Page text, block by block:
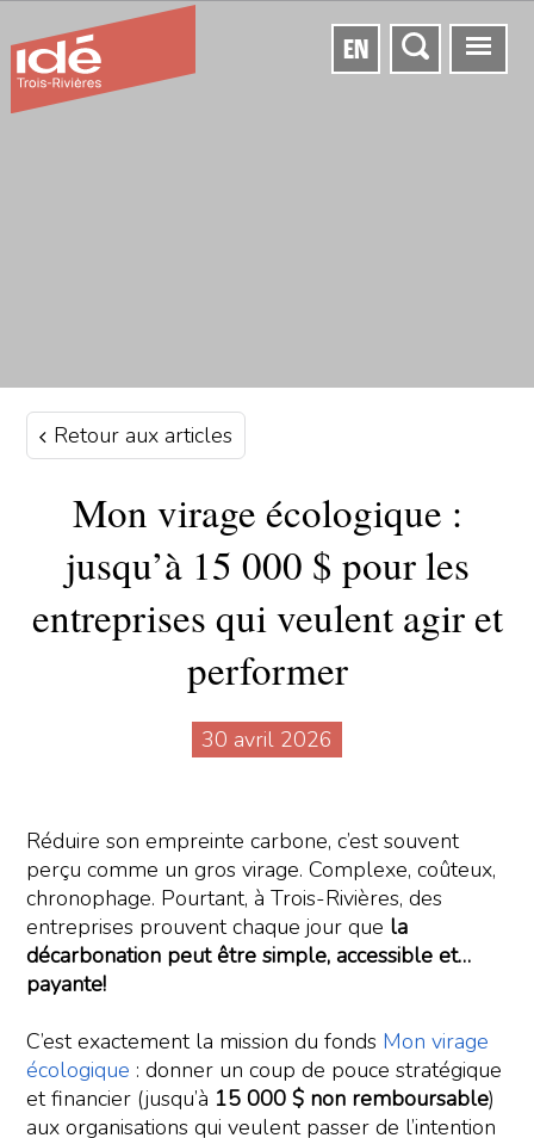
EN
Retour aux articles
Mon virage écologique :
jusqu’à 15 000 $ pour les
entreprises qui veulent agir et
performer
30 avril 2026
Réduire son empreinte carbone, c’est souvent
perçu comme un gros virage. Complexe, coûteux,
chronophage. Pourtant, à Trois-Rivières, des
entreprises prouvent chaque jour que la
décarbonation peut être simple, accessible et…
payante!
C’est exactement la mission du fonds Mon virage
écologique : donner un coup de pouce stratégique
et financier (jusqu’à 15 000 $ non remboursable)
aux organisations qui veulent passer de l’intention